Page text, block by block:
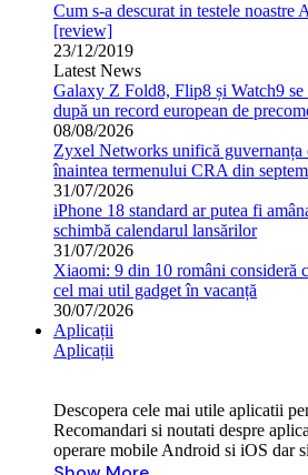
Cum s-a descurat in testele
[review]
23/12/2019
Latest News
Galaxy Z Fold8, Flip8 și Watch9 se
după un record european de
08/08/2026
Zyxel Networks unifică guvernanța
înaintea termenului CRA din
31/07/2026
iPhone 18 standard ar putea fi
schimbă calendarul lansărilor
31/07/2026
Xiaomi: 9 din 10 români consideră
cel mai util gadget în vacanță
30/07/2026
Aplicații
Aplicații
Descopera cele mai utile aplicatii
Recomandari si noutati despre
operare mobile Android si iOS dar